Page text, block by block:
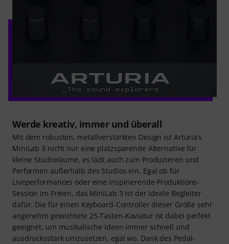
Werde kreativ, immer und überall
Mit dem robusten, metallverstärkten Design ist Arturia‘s
MiniLab 3 nicht nur eine platzsparende Alternative für
kleine Studioräume, es lädt auch zum Produzieren und
Performen außerhalb des Studios ein. Egal ob für
Liveperformances oder eine inspirierende Produktions-
Session im Freien, das MiniLab 3 ist der ideale Begleiter
dafür. Die für einen Keyboard-Controller dieser Größe sehr
angenehm gewichtete 25-Tasten-Kaviatur ist dabei perfekt
geeignet, um musikalische Ideen immer schnell und
ausdrucksstark umzusetzen, egal wo. Dank des Pedal-